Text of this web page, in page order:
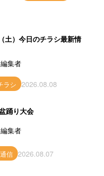
土）今日のチラシ最新情
集者
ラシ 2026.08.08
踊り大会
集者
信 2026.08.07